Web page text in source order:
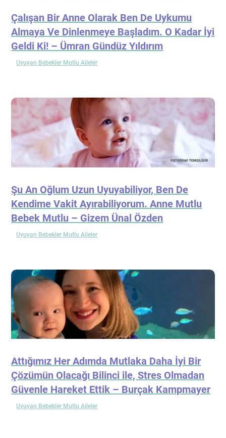
Çalışan Bir Anne Olarak Ben De Uykumu
Almaya Ve Dinlenmeye Başladım. O Kadar İyi
Geldi Ki! – Ümran Gündüz Yıldırım
Uyuyan Bebekler Mutlu Aileler
Şu An Oğlum Uzun Uyuyabiliyor, Ben De
Kendime Vakit Ayırabiliyorum. Anne Mutlu
Bebek Mutlu – Gizem Ünal Özden
Uyuyan Bebekler Mutlu Aileler
Attığımız Her Adımda Mutlaka Daha İyi Bir
Çözümün Olacağı Bilinci ile, Stres Olmadan
Güvenle Hareket Ettik – Burçak Kampmayer
Uyuyan Bebekler Mutlu Aileler